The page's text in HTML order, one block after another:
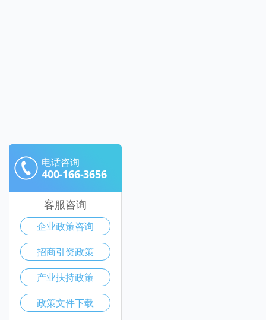
电话咨询
400-166-3656
客服咨询
企业政策咨询
招商引资政策
产业扶持政策
政策文件下载